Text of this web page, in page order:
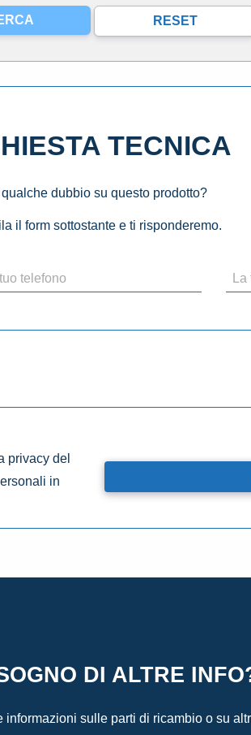
TECNICA
qualche dubbio su questo prodotto?
il form sottostante e ti risponderemo.
privacy del
in
DI ALTRE
informazioni sulle parti di ricambio o su